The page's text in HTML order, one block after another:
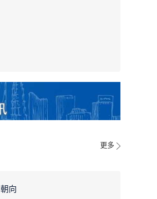
更多
朝向